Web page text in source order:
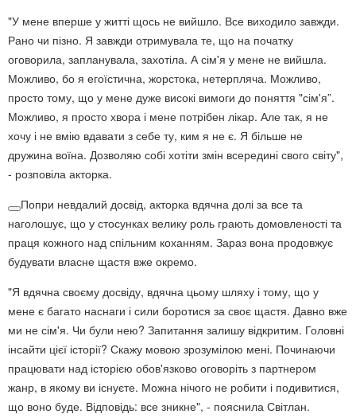
"У мене вперше у житті щось не вийшло. Все виходило завжди.
Рано чи пізно. Я завжди отримувала те, що на початку
оговорила, запланувала, захотіла. А сім'я у мене не вийшла.
Можливо, бо я егоїстична, жорстока, нетерпляча. Можливо,
просто тому, що у мене дуже високі вимоги до поняття "сім'я”.
Можливо, я просто хвора і мене потрібен лікар. Але так, я не
хочу і не вмію вдавати з себе ту, ким я не є. Я більше не
дружина воїна. Дозволяю собі хотіти змін всередині свого світу",
- розповіла акторка.
Попри невдалий досвід, акторка вдячна долі за все та
наголошує, що у стосунках велику роль грають домовленості та
праця кожного над спільним коханням. Зараз вона продовжує
будувати власне щастя вже окремо.
"Я вдячна своєму досвіду, вдячна цьому шляху і тому, що у
мене є багато наснаги і сили боротися за своє щастя. Давно вже
ми не сім'я. Чи були нею? Запитання залишу відкритим. Головні
інсайти цієї історії? Скажу мовою зрозумілою мені. Починаючи
працювати над історією обов'язково оговоріть з партнером
жанр, в якому ви існуєте. Можна нічого не робити і подивитися,
що воно буде. Відповідь: все зникне", - пояснила Світлан.